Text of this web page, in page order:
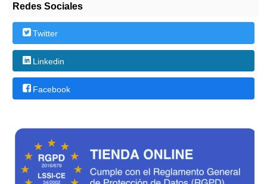
Redes Sociales
Twitter
Linkedin
Facebook